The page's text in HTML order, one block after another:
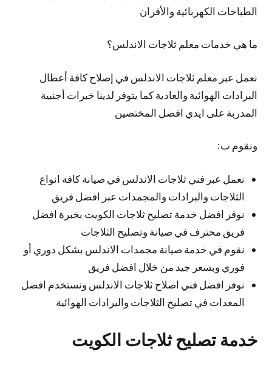
الطباخات الكهربائية والأفران
ما هي خدمات معلم ثلاجات الاندلس؟
نعمل عبر معلم ثلاجات الاندلس في إصلاح كافة أعطال
البرادات الهوائية والعادية كما يتوفر لدينا خبرات أجنبية
المدربة على ايدي افضل المختصين
ونقوم ب:
نعمل عبر فني ثلاجات الاندلس في صيانة كافة انواع
الثلاجات والبرادات والمجمدات عبر افضل فريق
نوفر افضل خدمة تصليح ثلاجات الكويت بخبرة افضل
فريق محترف في صيانة وتصليح الثلاجات
نقوم في خدمة صيانة مجمدات الاندلس بشكل دوري أو
فوري وبسعر جيد من خلال افضل فريق
نوفر افضل فني اصلاح ثلاجات الاندلس ونستخدم افضل
المعدات في تصليح الثلاجات والبرادات الهوائية
خدمة تصليح ثلاجات الكويت